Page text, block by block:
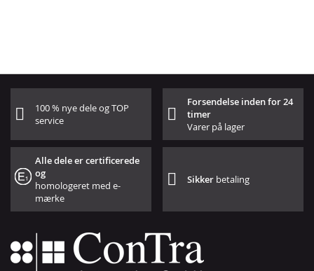
100 % nye dele og TOP
service
Forsendelse inden for 24
timer
Varer på lager
Alle dele er certificerede
og
homologeret med e-
mærke
Sikker betaling